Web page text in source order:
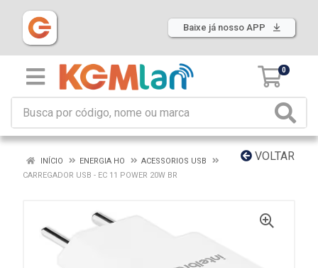
Baixe já nosso APP
0
VOLTAR
INÍCIO ENERGIA HO
ACESSORIOS USB
CARREGADOR USB - EC 11 POWER 20W BR